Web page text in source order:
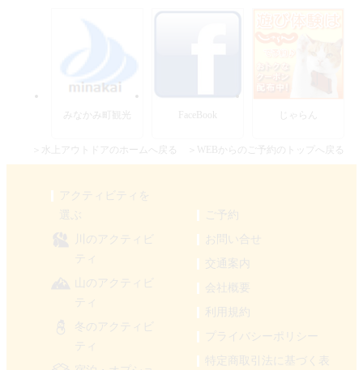
みなかみ町観光 FaceBook じゃらん
＞水上アウトドアのホームへ戻る ＞WEBからのご予約のトップへ戻る
アクティビティを
川のアクティビ
ティ
山のアクティビ
ティ
冬のアクティビ
ティ
ご予約
お問い合せ
交通案内
会社概要
利用規約
プライバシーポリシー
特定商取引法に基づく表